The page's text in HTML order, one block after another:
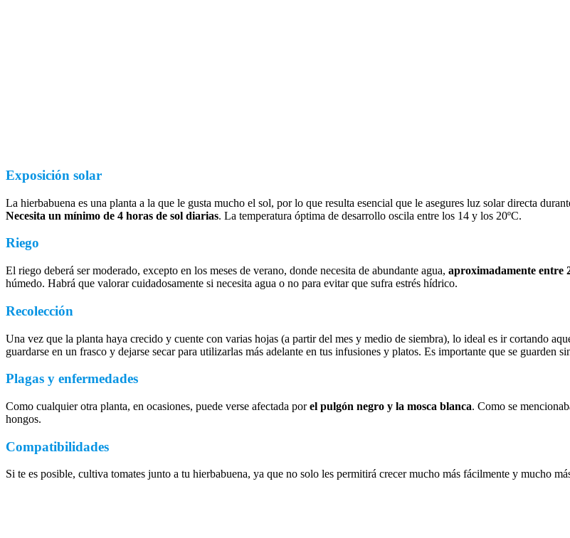
Exposición solar
La hierbabuena es una planta a la que le gusta mucho el sol, por lo que resulta esencial que le asegures luz solar directa
Necesita un mínimo de 4 horas de sol diarias. La temperatura óptima de desarrollo oscila entre los 14 y los 20ºC.
Riego
El riego deberá ser moderado, excepto en los meses de verano, donde necesita de abundante agua, aproximadamente entre
húmedo. Habrá que valorar cuidadosamente si necesita agua o no para evitar que sufra estrés hídrico.
Recolección
Una vez que la planta haya crecido y cuente con varias hojas (a partir del mes y medio de siembra), lo ideal es ir cortando
guardarse en un frasco y dejarse secar para utilizarlas más adelante en tus infusiones y platos. Es importante que se guarden
Plagas y enfermedades
Como cualquier otra planta, en ocasiones, puede verse afectada porel pulgón negro y la mosca blanca. Como se
hongos.
Compatibilidades
Si te es posible, cultiva tomates junto a tu hierbabuena, ya que no solo les permitirá crecer mucho más fácilmente y mucho